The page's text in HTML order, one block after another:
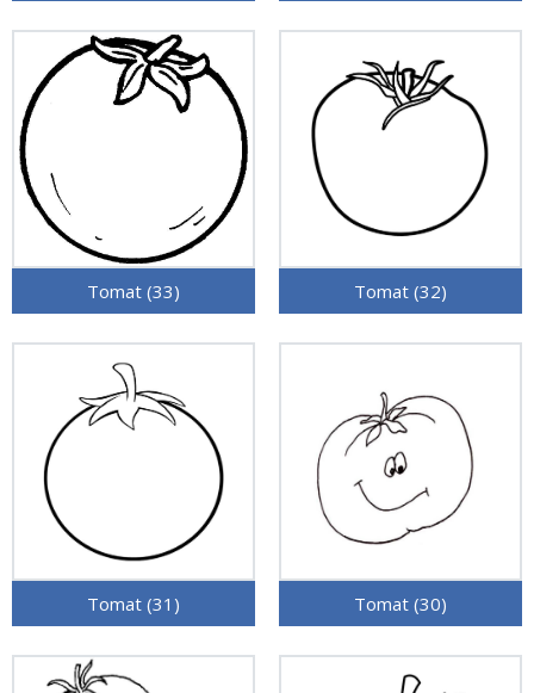
Tomat (33) Tomat (32)
Tomat (31) Tomat (30)